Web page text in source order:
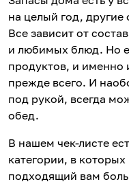
на целый год,
Все зависит от
и любимых блюд. Но
продуктов, и именно
прежде всего. И
под рукой, всегда
обед.
В нашем чек-листе
категории, в
подходящий вам